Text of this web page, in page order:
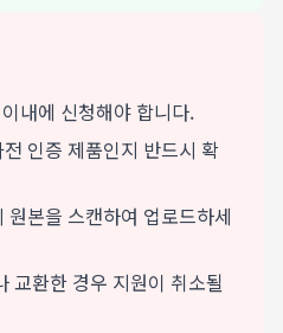
내에 신청해야 합니다.
인증 제품인지 반드시 확
본을 스캔하여 업로드하세
교환한 경우 지원이 취소될